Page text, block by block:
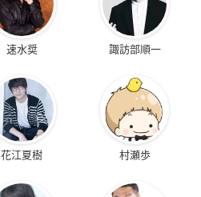
速水奨 諏訪部順一
花江夏樹 村瀬歩